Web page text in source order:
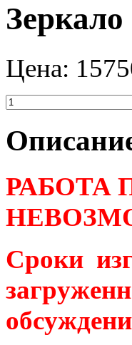
Цена:
РАБОТА
Сроки